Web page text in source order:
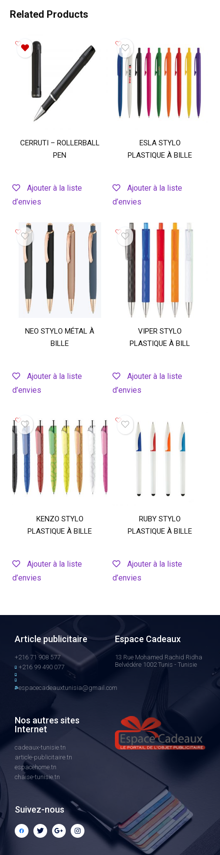
Related Products
CERRUTI – ROLLERBALL
PEN
Ajouter à la liste
d’envies
ESLA STYLO
PLASTIQUE À BILLE
Ajouter à la liste
d’envies
NEO STYLO MÉTAL À
BILLE
Ajouter à la liste
d’envies
VIPER STYLO
PLASTIQUE À BILL
Ajouter à la liste
d’envies
KENZO STYLO
PLASTIQUE À BILLE
Ajouter à la liste
d’envies
RUBY STYLO
PLASTIQUE À BILLE
Ajouter à la liste
d’envies
Article publicitaire
+216 71 908 577
+216 99 490 077
espacecadeauxtunisia@gmail.com
Espace Cadeaux
13 Rue Mohamed Rachid Ridha
Belvédére 1002 Tunis - Tunisie
Nos autres sites
Internet
cadeaux-tunisie.tn
article-publicitaire.tn
espacehome.tn
chaise-tunisie.tn
Suivez-nous